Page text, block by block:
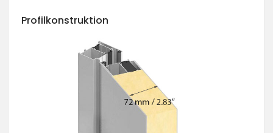
Profilkonstruktion